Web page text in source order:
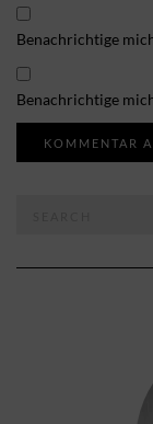
Benachrichtige
Benachrichtige